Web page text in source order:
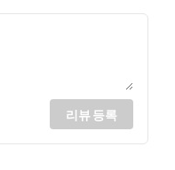
리뷰 등록